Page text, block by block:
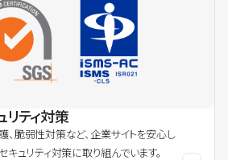
リティ対策
、脆弱性対策など、企業サイトを安心し
ュリティ対策に取り組んでいます。